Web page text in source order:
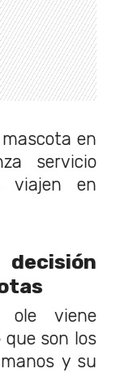
ole viene
son los
y su